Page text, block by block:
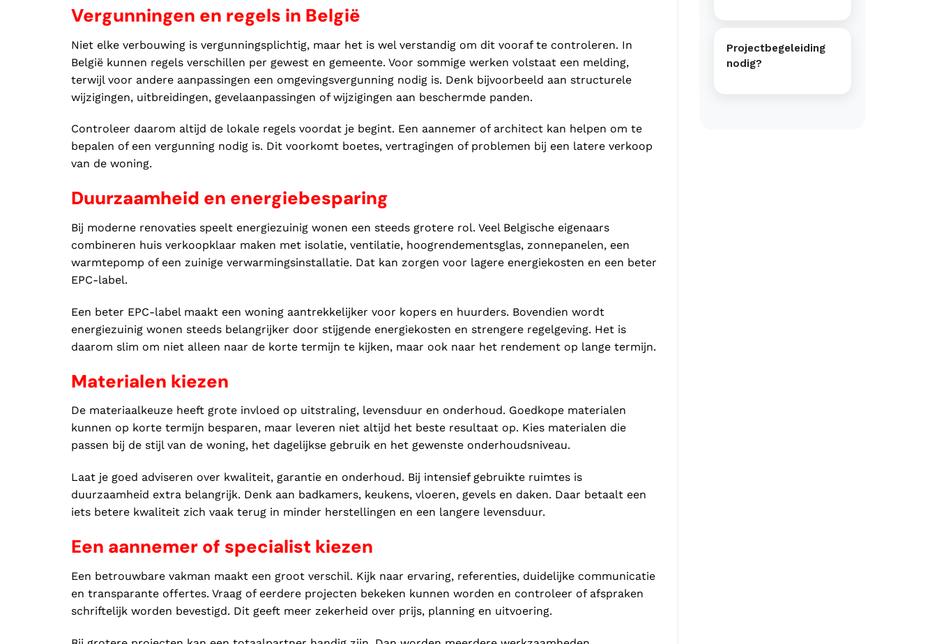
Vergunningen en regels in België
Niet elke verbouwing is vergunningsplichtig, maar het is wel verstandig om dit vooraf te controleren. In
België kunnen regels verschillen per gewest en gemeente. Voor sommige werken volstaat een melding,
terwijl voor andere aanpassingen een omgevingsvergunning nodig is. Denk bijvoorbeeld aan structurele
wijzigingen, uitbreidingen, gevelaanpassingen of wijzigingen aan beschermde panden.
Controleer daarom altijd de lokale regels voordat je begint. Een aannemer of architect kan helpen om te
bepalen of een vergunning nodig is. Dit voorkomt boetes, vertragingen of problemen bij een latere verkoop
van de woning.
Duurzaamheid en energiebesparing
Bij moderne renovaties speelt energiezuinig wonen een steeds grotere rol. Veel Belgische eigenaars
combineren huis verkoopklaar maken met isolatie, ventilatie, hoogrendementsglas, zonnepanelen, een
warmtepomp of een zuinige verwarmingsinstallatie. Dat kan zorgen voor lagere energiekosten en een beter
EPC-label.
Een beter EPC-label maakt een woning aantrekkelijker voor kopers en huurders. Bovendien wordt
energiezuinig wonen steeds belangrijker door stijgende energiekosten en strengere regelgeving. Het is
daarom slim om niet alleen naar de korte termijn te kijken, maar ook naar het rendement op lange termijn.
Materialen kiezen
De materiaalkeuze heeft grote invloed op uitstraling, levensduur en onderhoud. Goedkope materialen
kunnen op korte termijn besparen, maar leveren niet altijd het beste resultaat op. Kies materialen die
passen bij de stijl van de woning, het dagelijkse gebruik en het gewenste onderhoudsniveau.
Laat je goed adviseren over kwaliteit, garantie en onderhoud. Bij intensief gebruikte ruimtes is
duurzaamheid extra belangrijk. Denk aan badkamers, keukens, vloeren, gevels en daken. Daar betaalt een
iets betere kwaliteit zich vaak terug in minder herstellingen en een langere levensduur.
Een aannemer of specialist kiezen
Een betrouwbare vakman maakt een groot verschil. Kijk naar ervaring, referenties, duidelijke communicatie
en transparante offertes. Vraag of eerdere projecten bekeken kunnen worden en controleer of afspraken
schriftelijk worden bevestigd. Dit geeft meer zekerheid over prijs, planning en uitvoering.
Projectbegeleiding
nodig?